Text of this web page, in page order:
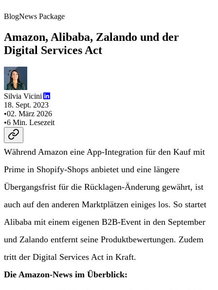
BlogNews Package
Amazon, Alibaba, Zalando und der
Digital Services Act
Silvia Vicini
18. Sept. 2023
•02. März 2026
•6 Min. Lesezeit
Während Amazon eine App-Integration für den Kauf mit
Prime in Shopify-Shops anbietet und eine längere
Übergangsfrist für die Rücklagen-Änderung gewährt, ist
auch auf den anderen Marktplätzen einiges los. So startet
Alibaba mit einem eigenen B2B-Event in den September
und Zalando entfernt seine Produktbewertungen. Zudem
tritt der Digital Services Act in Kraft.
Die Amazon-News im Überblick: